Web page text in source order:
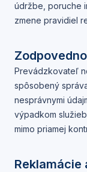
údržbe, poruche
zmene pravidiel
Prevádzkovateľ
spôsobený
nesprávnymi
výpadkom
mimo priamej
Reklamácie